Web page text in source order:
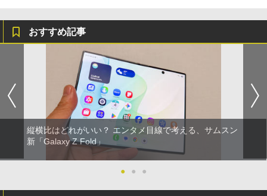
おすすめ記事
縦横比はどれがいい？ エンタメ目線で考える、サムスン
新「Galaxy Z Fold」
● ● ●